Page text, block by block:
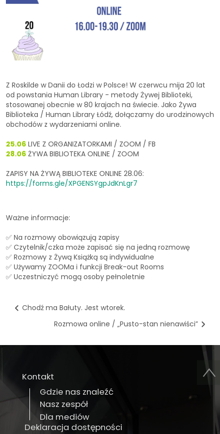
Z Roskilde w Danii do Łodzi w Polsce! W czerwcu mija 20 lat
od powstania Human Library - metody Żywej Biblioteki,
stosowanej obecnie w 80 krajach na świecie. Jako Żywa
Biblioteka / Human Library Łódź, dołączamy do urodzinowych
obchodów z wydarzeniami online.
25.06 LIVE Z ORGANIZATORKAMI / ZOOM / FB
28.06 ŻYWA BIBLIOTEKA ONLINE / ZOOM
ZAPISY NA ŻYWĄ BIBLIOTEKE ONLINE 28.06:
https://forms.gle/XPGENSYgpJdKnLgr7
Ważne informacje:
✅ Na rozmowy obowiązują zapisy
✅ Czytelnik/czka może zapisać się na jedną rozmowę
✅ Rozmowy z Żywą Książką są indywidualne
✅ Używamy ZOOMa i funkcji Break-out Rooms
✅ Uczestniczyć mogą osoby pełnoletnie
Chodź ma Bałuty. Jest wtorek.
Rozmowa online / „Pusto-stan nienawiści”
Kontakt
Gdzie nas znaleźć
Nasz zespół
Dla mediów
Deklaracja dostępności